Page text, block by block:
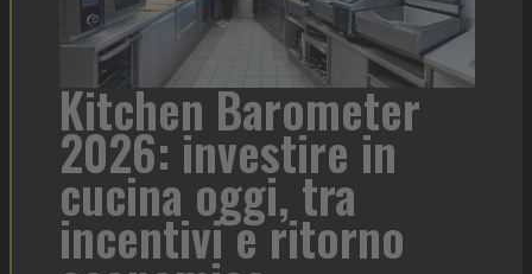
in
Heinz
formato per ogni
contesto di
Heinz Mayonnaise Heinz